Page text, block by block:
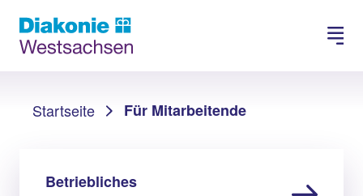
Spenden
Startseite
Für Mitarbeitende
Betriebliches